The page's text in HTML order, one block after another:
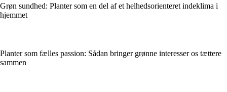
Grøn sundhed: Planter som en del af et helhedsorienteret indeklima i
hjemmet
Planter som fælles passion: Sådan bringer grønne interesser os tættere
sammen